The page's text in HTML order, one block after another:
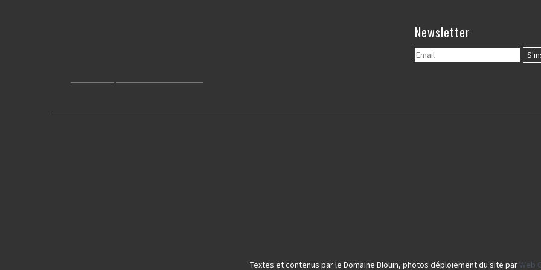
Newsletter
Textes et contenus par le Domaine Blouin, photos déploiement du site parWeb